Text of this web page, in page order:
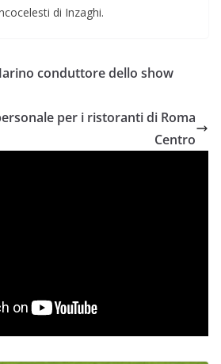
di Inzaghi.
conduttore dello show
per i ristoranti di Roma
Centro